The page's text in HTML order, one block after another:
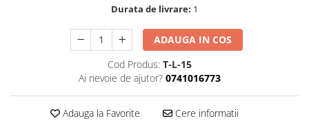
Durata de livrare: 1
ADAUGA IN COS
Cod Produs: T-L-15
Ai nevoie de ajutor? 0741016773
Adauga la Favorite Cere informatii